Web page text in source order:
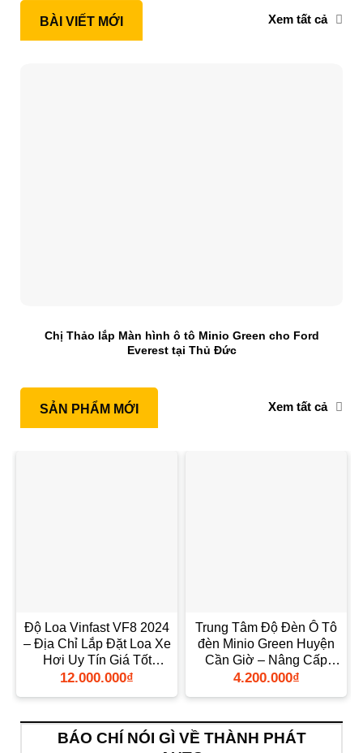
BÀI VIẾT MỚI Xem tất cả
Chị Thảo lắp Màn hình ô tô Minio Green cho Ford
Everest tại Thủ Đức
SẢN PHẨM MỚI Xem tất cả
Độ Loa Vinfast VF8 2024
– Địa Chỉ Lắp Đặt Loa Xe
Hơi Uy Tín Giá Tốt
TPHCM
12.000.000₫
Trung Tâm Độ Đèn Ô Tô
đèn Minio Green Huyện
Cần Giờ – Nâng Cấp
Chính Hãng
4.200.000₫
BÁO CHÍ NÓI GÌ VỀ THÀNH PHÁT